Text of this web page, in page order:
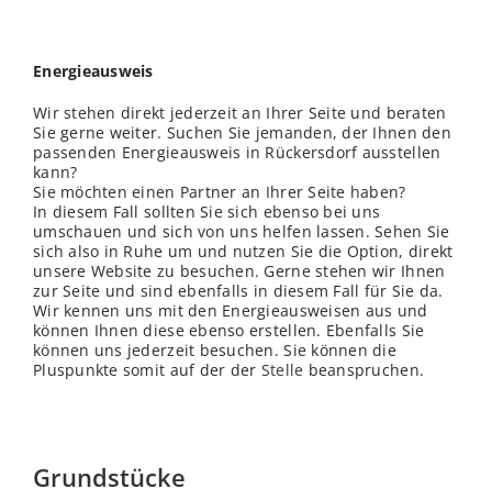
Energieausweis
Wir stehen direkt jederzeit an Ihrer Seite und beraten
Sie gerne weiter. Suchen Sie jemanden, der Ihnen den
passenden Energieausweis in Rückersdorf ausstellen
kann?
Sie möchten einen Partner an Ihrer Seite haben?
In diesem Fall sollten Sie sich ebenso bei uns
umschauen und sich von uns helfen lassen. Sehen Sie
sich also in Ruhe um und nutzen Sie die Option, direkt
unsere Website zu besuchen. Gerne stehen wir Ihnen
zur Seite und sind ebenfalls in diesem Fall für Sie da.
Wir kennen uns mit den Energieausweisen aus und
können Ihnen diese ebenso erstellen. Ebenfalls Sie
können uns jederzeit besuchen. Sie können die
Pluspunkte somit auf der der Stelle beanspruchen.
Grundstücke